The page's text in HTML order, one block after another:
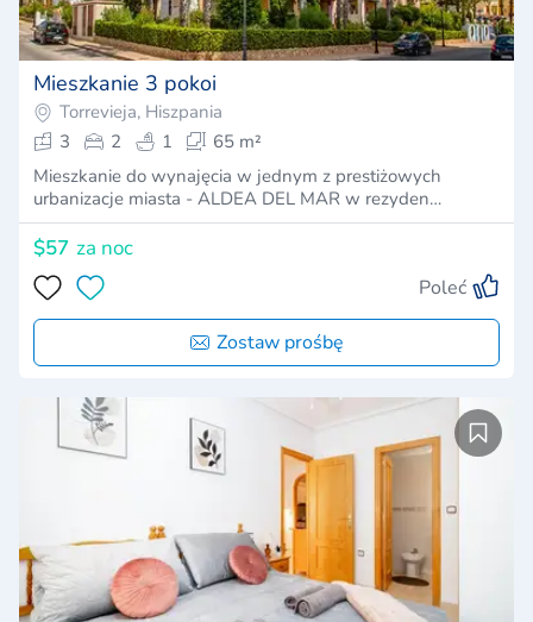
Mieszkanie 3 pokoi
Torrevieja, Hiszpania
3
2 1
65 m²
Mieszkanie do wynajęcia w jednym z prestiżowych
urbanizacje miasta - ALDEA DEL MAR w rezyden…
$57 za noc
Poleć
Zostaw prośbę